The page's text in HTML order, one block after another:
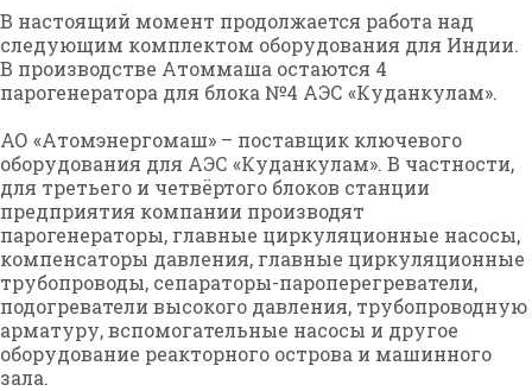
В настоящий момент продолжается работа над
следующим комплектом оборудования для Индии.
В производстве Атоммаша остаются 4
парогенератора для блока №4 АЭС «Куданкулам».
АО «Атомэнергомаш» – поставщик ключевого
оборудования для АЭС «Куданкулам». В частности,
для третьего и четвёртого блоков станции
предприятия компании производят
парогенераторы, главные циркуляционные насосы,
компенсаторы давления, главные циркуляционные
трубопроводы, сепараторы-пароперегреватели,
подогреватели высокого давления, трубопроводную
арматуру, вспомогательные насосы и другое
оборудование реакторного острова и машинного
зала.